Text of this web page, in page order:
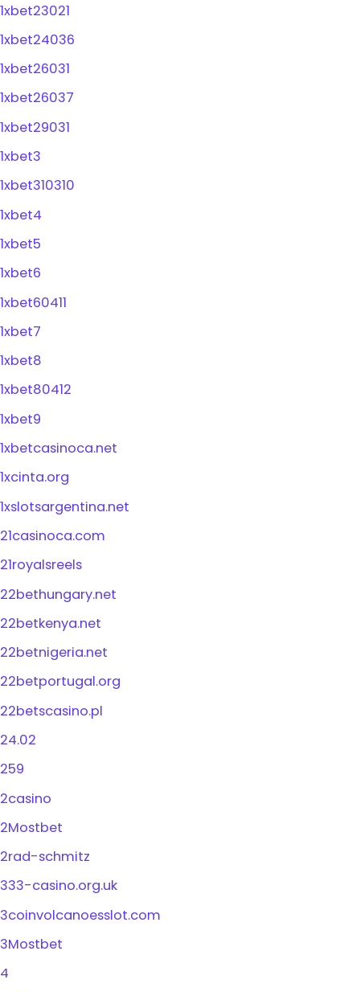
1xbet23021
1xbet24036
1xbet26031
1xbet26037
1xbet29031
1xbet3
1xbet310310
1xbet4
1xbet5
1xbet6
1xbet60411
1xbet7
1xbet8
1xbet80412
1xbet9
1xbetcasinoca.net
1xcinta.org
1xslotsargentina.net
21casinoca.com
21royalsreels
22bethungary.net
22betkenya.net
22betnigeria.net
22betportugal.org
22betscasino.pl
24.02
259
2casino
2Mostbet
2rad-schmitz
333-casino.org.uk
3coinvolcanoesslot.com
3Mostbet
4